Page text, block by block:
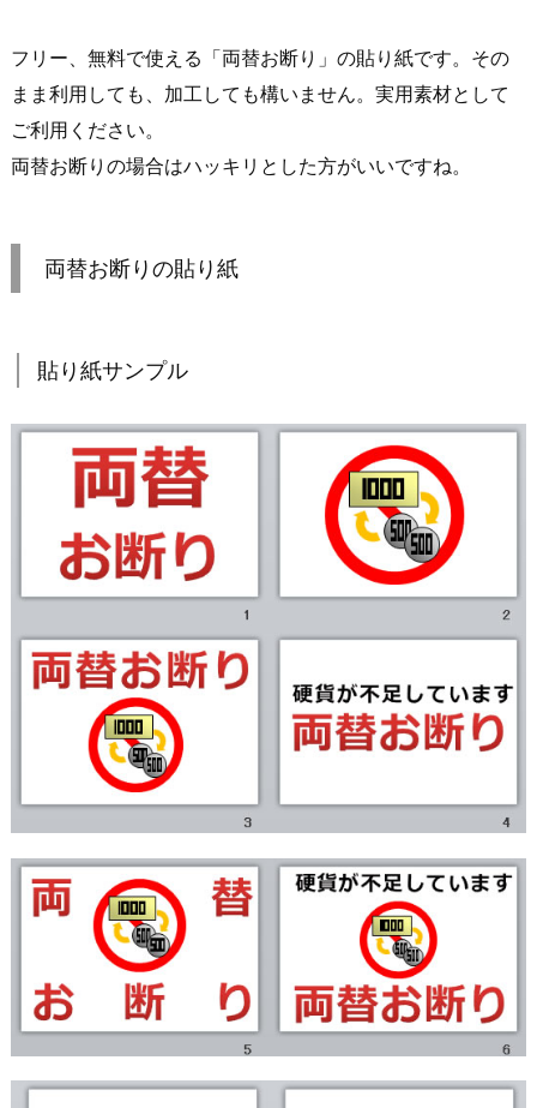
フリー、無料で使える「両替お断り」の貼り紙です。その
まま利用しても、加工しても構いません。実用素材として
ご利用ください。
両替お断りの場合はハッキリとした方がいいですね。
両替お断りの貼り紙
貼り紙サンプル